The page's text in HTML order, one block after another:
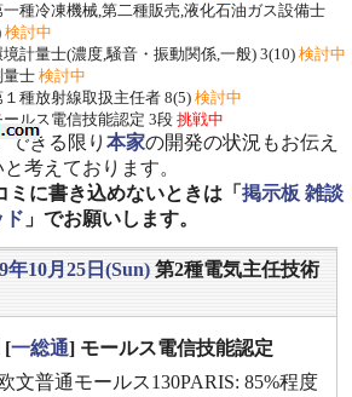
一種冷凍機械,第二種販売,液化石油ガス設備士
検討中
境計量士(濃度,騒音・振動関係,一般) 3(10) 検討中
量士 検討中
１種放射線取扱主任者 8(5) 検討中
ールス電信技能認定 3段 挑戦中
できる限り 本家の開発の状況もお伝え
と考えております。
ミに書き込めないときは「 掲示板 雑談
ド 」でお願いします。
年10月25日(Sun) 第2種電気主任技術
[一総通] モールス電信技能認定
文普通モールス130PARIS: 85%程度